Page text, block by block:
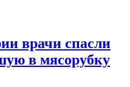
врачи спасли
в мясорубку